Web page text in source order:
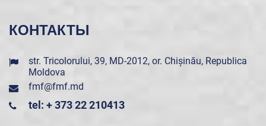
КОНТАКТЫ
str. Tricolorului, 39, MD-2012, or. Chișinău, Republica
Moldova
fmf@fmf.md
tel: + 373 22 210413